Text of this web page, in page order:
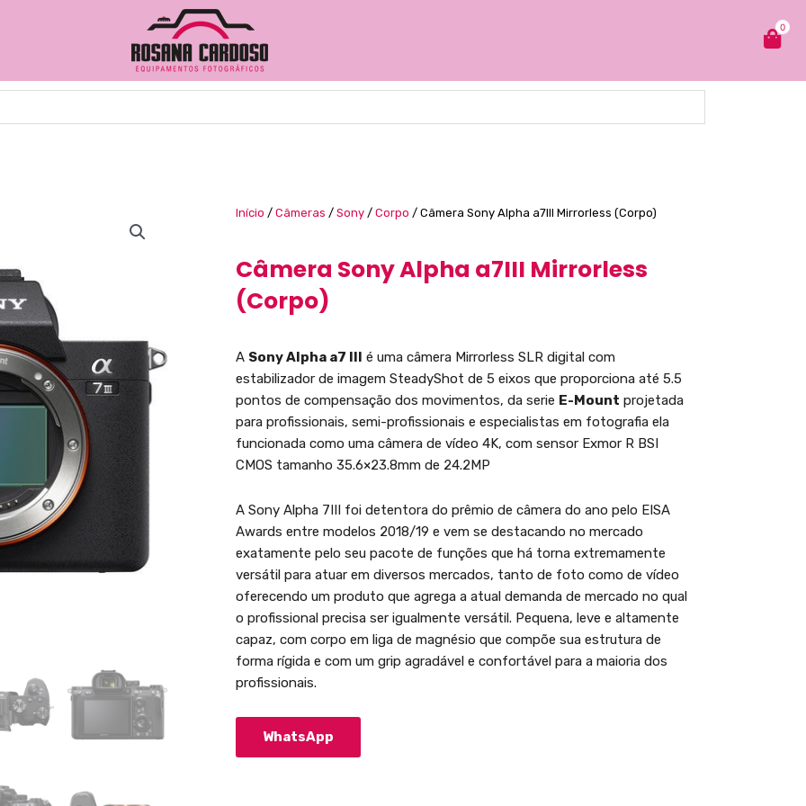
0
Início /Câmeras /Sony /Corpo / Câmera Sony Alpha a7III Mirrorless (Corpo)
Câmera Sony Alpha a7III Mirrorless
(Corpo)
A Sony Alpha a7 III é uma câmera Mirrorless SLR digital com
estabilizador de imagem SteadyShot de 5 eixos que proporciona até 5.5
pontos de compensação dos movimentos, da serie E-Mount projetada
para profissionais, semi-profissionais e especialistas em fotografia ela
funcionada como uma câmera de vídeo 4K, com sensor Exmor R BSI
CMOS tamanho 35.6×23.8mm de 24.2MP
A Sony Alpha 7III foi detentora do prêmio de câmera do ano pelo EISA
Awards entre modelos 2018/19 e vem se destacando no mercado
exatamente pelo seu pacote de funções que há torna extremamente
versátil para atuar em diversos mercados, tanto de foto como de vídeo
oferecendo um produto que agrega a atual demanda de mercado no qual
o profissional precisa ser igualmente versátil. Pequena, leve e altamente
capaz, com corpo em liga de magnésio que compõe sua estrutura de
forma rígida e com um grip agradável e confortável para a maioria dos
profissionais.
WhatsApp